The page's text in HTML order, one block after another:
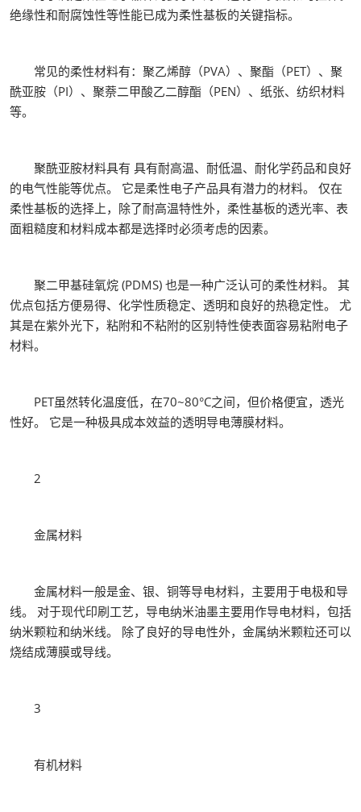
绝缘性和耐腐蚀性等性能已成为柔性基板的关键指标。
常见的柔性材料有：聚乙烯醇（PVA）、聚酯（PET）、聚
酰亚胺（PI）、聚萘二甲酸乙二醇酯（PEN）、纸张、纺织材料
等。
聚酰亚胺材料具有 具有耐高温、耐低温、耐化学药品和良好
的电气性能等优点。 它是柔性电子产品具有潜力的材料。 仅在
柔性基板的选择上，除了耐高温特性外，柔性基板的透光率、表
面粗糙度和材料成本都是选择时必须考虑的因素。
聚二甲基硅氧烷 (PDMS) 也是一种广泛认可的柔性材料。 其
优点包括方便易得、化学性质稳定、透明和良好的热稳定性。 尤
其是在紫外光下，粘附和不粘附的区别特性使表面容易粘附电子
材料。
PET虽然转化温度低，在70~80°C之间，但价格便宜，透光
性好。 它是一种极具成本效益的透明导电薄膜材料。
2
金属材料
金属材料一般是金、银、铜等导电材料，主要用于电极和导
线。 对于现代印刷工艺，导电纳米油墨主要用作导电材料，包括
纳米颗粒和纳米线。 除了良好的导电性外，金属纳米颗粒还可以
烧结成薄膜或导线。
3
有机材料